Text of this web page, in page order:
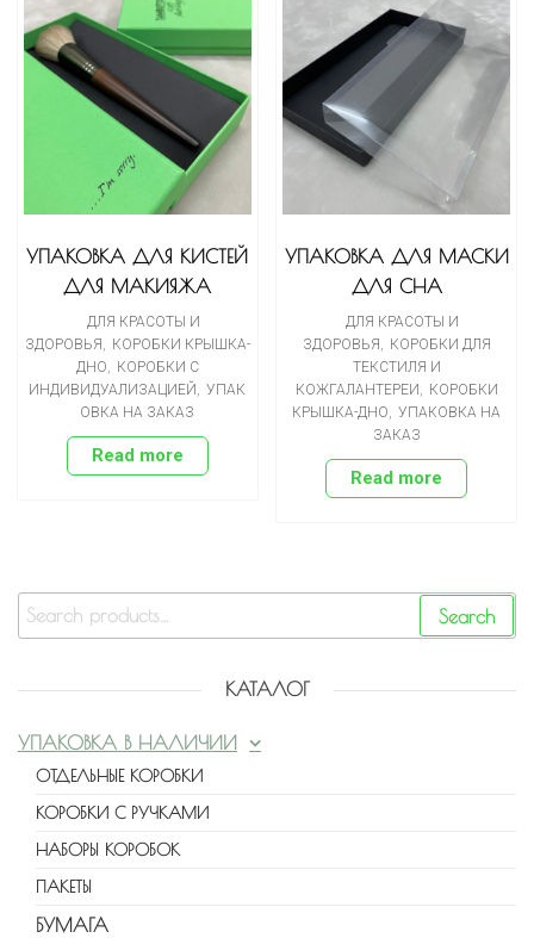
УПАКОВКА ДЛЯ КИСТЕЙ
ДЛЯ МАКИЯЖА
ДЛЯ КРАСОТЫ И
ЗДОРОВЬЯ
КОРОБКИ КРЫШКА-
ДНО
КОРОБКИ С
ИНДИВИДУАЛИЗАЦИЕЙ
УПАК
ОВКА НА ЗАКАЗ
Read more
УПАКОВКА ДЛЯ МАСКИ
ДЛЯ СНА
ДЛЯ КРАСОТЫ И
ЗДОРОВЬЯ
КОРОБКИ ДЛЯ
ТЕКСТИЛЯ И
КОЖГАЛАНТЕРЕИ
КОРОБКИ
КРЫШКА-ДНО
УПАКОВКА НА
ЗАКАЗ
Read more
Search
КАТАЛОГ
УПАКОВКА В НАЛИЧИИ
ОТДЕЛЬНЫЕ КОРОБКИ
КОРОБКИ С РУЧКАМИ
НАБОРЫ КОРОБОК
ПАКЕТЫ
БУМАГА